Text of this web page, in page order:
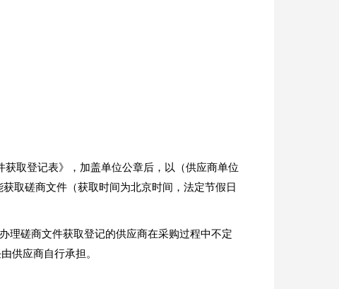
获取登记表》，加盖单位公章后，以（供应商单位
取磋商文件（获取时间为北京时间，法定节假日
理磋商文件获取登记的供应商在采购过程中不定
供应商自行承担。